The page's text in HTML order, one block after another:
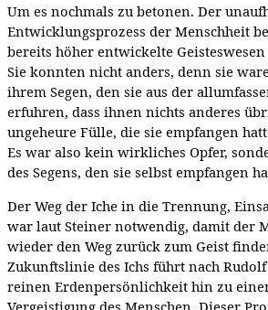
Um es nochmals zu betonen. Der
Entwicklungsprozess der Menschheit
bereits höher entwickelte
Sie konnten nicht anders, denn sie
ihrem Segen, den sie aus der
erfuhren, dass ihnen nichts anderes
ungeheure Fülle, die sie empfangen
Es war also kein wirkliches Opfer,
des Segens, den sie selbst empfangen
Der Weg der Iche in die Trennung,
war laut Steiner notwendig, damit der
wieder den Weg zurück zum Geist
Zukunftslinie des Ichs führt nach
reinen Erdenpersönlichkeit hin zu
Vergeistigung des Menschen. Dieser